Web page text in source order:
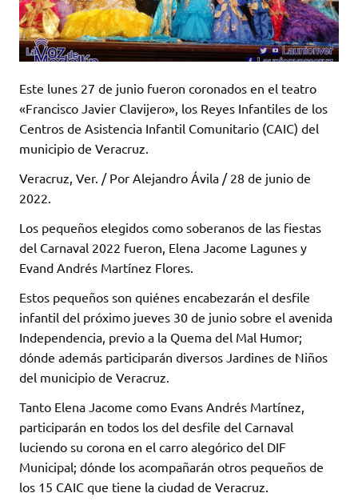
Este lunes 27 de junio fueron coronados en el teatro
«Francisco Javier Clavijero», los Reyes Infantiles de los
Centros de Asistencia Infantil Comunitario (CAIC) del
municipio de Veracruz.
Veracruz, Ver. / Por Alejandro Ávila / 28 de junio de
2022.
Los pequeños elegidos como soberanos de las fiestas
del Carnaval 2022 fueron, Elena Jacome Lagunes y
Evand Andrés Martínez Flores.
Estos pequeños son quiénes encabezarán el desfile
infantil del próximo jueves 30 de junio sobre el avenida
Independencia, previo a la Quema del Mal Humor;
dónde además participarán diversos Jardines de Niños
del municipio de Veracruz.
Tanto Elena Jacome como Evans Andrés Martínez,
participarán en todos los del desfile del Carnaval
luciendo su corona en el carro alegórico del DIF
Municipal; dónde los acompañarán otros pequeños de
los 15 CAIC que tiene la ciudad de Veracruz.